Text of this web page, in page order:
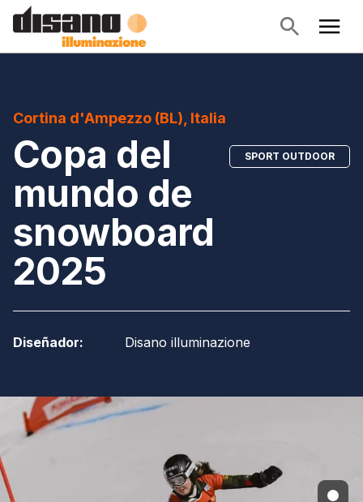
Cortina d'Ampezzo (BL), Italia
Copa del
mundo de
snowboard
2025
SPORT OUTDOOR
Diseñador: Disano illuminazione